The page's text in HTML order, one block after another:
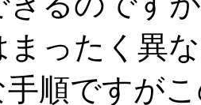
まったく異
手順ですが